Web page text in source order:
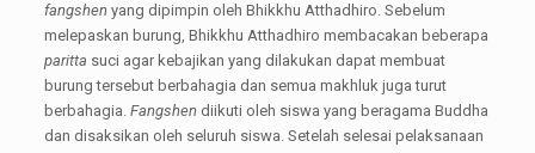
fangshenyang dipimpin oleh Bhikkhu Atthadhiro. Sebelum
melepaskan burung, Bhikkhu Atthadhiro membacakan beberapa
paritta suci agar kebajikan yang dilakukan dapat membuat
burung tersebut berbahagia dan semua makhluk juga turut
berbahagia. Fangshendiikuti oleh siswa yang beragama Buddha
dan disaksikan oleh seluruh siswa. Setelah selesai pelaksanaan